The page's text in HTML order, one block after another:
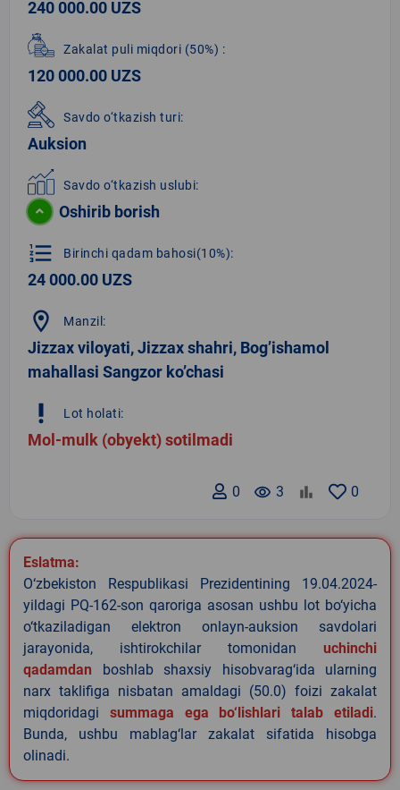
240 000.00 UZS
Zakalat puli miqdori (50%) :
120 000.00 UZS
Savdo o‘tkazish turi:
Auksion
Savdo o‘tkazish uslubi:
Oshirib borish
format_list_numbered Birinchi qadam bahosi(10%):
24 000.00 UZS
location_on Manzil:
Jizzax viloyati, Jizzax shahri, Bog’ishamol
mahallasi Sangzor ko’chasi
priority_high Lot holati:
Mol-mulk (obyekt) sotilmadi
0
remove_red_eye 3
0
Eslatma:
O‘zbekiston Respublikasi Prezidentining 19.04.2024-
yildagi PQ-162-son qaroriga asosan ushbu lot bo‘yicha
o‘tkaziladigan elektron onlayn-auksion savdolari
jarayonida, ishtirokchilar tomonidan uchinchi
qadamdan boshlab shaxsiy hisobvarag‘ida ularning
narx taklifiga nisbatan amaldagi (50.0) foizi zakalat
miqdoridagi summaga ega bo‘lishlari talab etiladi.
Bunda, ushbu mablag‘lar zakalat sifatida hisobga
olinadi.